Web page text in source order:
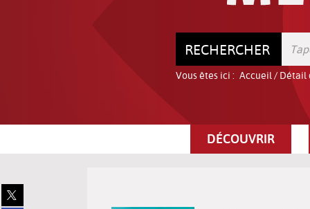
RECHERCHER
Vous êtes ici : Accueil/ Détail
DÉCOUVRIR
Partager
sur